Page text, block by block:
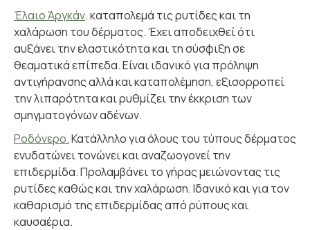
Έλαιο Άργκάν. καταπολεμά τις ρυτίδες και τη
χαλάρωση του δέρματος. Έχει αποδειχθεί ότι
αυξάνει την ελαστικότητα και τη σύσφιξη σε
θεαματικά επίπεδα. Είναι ιδανικό για πρόληψη
αντιγήρανσης αλλά και καταπολέμηση, εξισορροπεί
την λιπαρότητα και ρυθμίζει την έκκριση των
σμηγματογόνων αδένων.
Ροδόνερο.Κατάλληλο για όλους του τύπους δέρματος
ενυδατώνει τονώνει και αναζωογονεί την
επιδερμίδα. Προλαμβάνει το γήρας μειώνοντας τις
ρυτίδες καθώς και την χαλάρωση. Ιδανικό και για τον
καθαρισμό της επιδερμίδας από ρύπους και
καυσαέρια.